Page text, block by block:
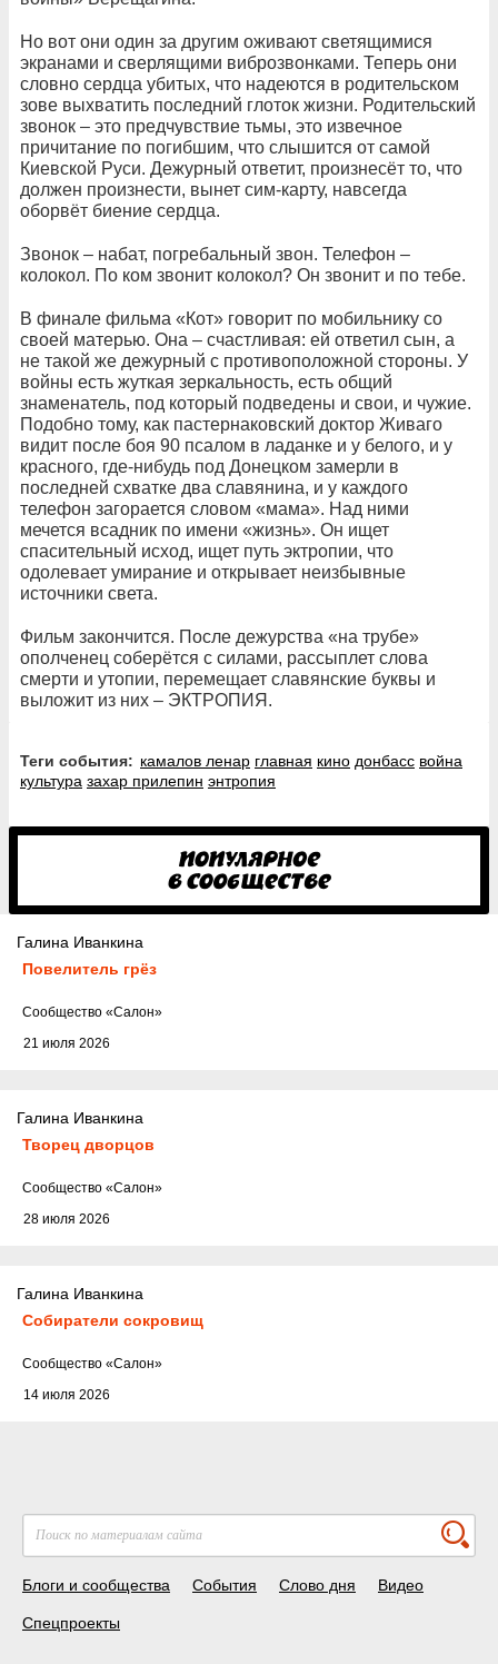
Но вот они один за другим оживают светящимися
экранами и сверлящими виброзвонками. Теперь они
словно сердца убитых, что надеются в родительском
зове выхватить последний глоток жизни. Родительский
звонок – это предчувствие тьмы, это извечное
причитание по погибшим, что слышится от самой
Киевской Руси. Дежурный ответит, произнесёт то, что
должен произнести, вынет сим-карту, навсегда
оборвёт биение сердца.
Звонок – набат, погребальный звон. Телефон –
колокол. По ком звонит колокол? Он звонит и по тебе.
В финале фильма «Кот» говорит по мобильнику со
своей матерью. Она – счастливая: ей ответил сын, а
не такой же дежурный с противоположной стороны. У
войны есть жуткая зеркальность, есть общий
знаменатель, под который подведены и свои, и чужие.
Подобно тому, как пастернаковский доктор Живаго
видит после боя 90 псалом в ладанке и у белого, и у
красного, где-нибудь под Донецком замерли в
последней схватке два славянина, и у каждого
телефон загорается словом «мама». Над ними
мечется всадник по имени «жизнь». Он ищет
спасительный исход, ищет путь эктропии, что
одолевает умирание и открывает неизбывные
источники света.
Фильм закончится. После дежурства «на трубе»
ополченец соберётся с силами, рассыплет слова
смерти и утопии, перемещает славянские буквы и
выложит из них – ЭКТРОПИЯ.
Теги события: камалов ленар главная кино донбасс война
культура захар прилепин энтропия
Галина Иванкина
Повелитель грёз
21 июля 2026
Cообщество «Салон»
Галина Иванкина
Творец дворцов
28 июля 2026
Cообщество «Салон»
Галина Иванкина
Собиратели сокровищ
14 июля 2026
Cообщество «Салон»
Блоги и сообщества События Слово дня Видео
Спецпроекты